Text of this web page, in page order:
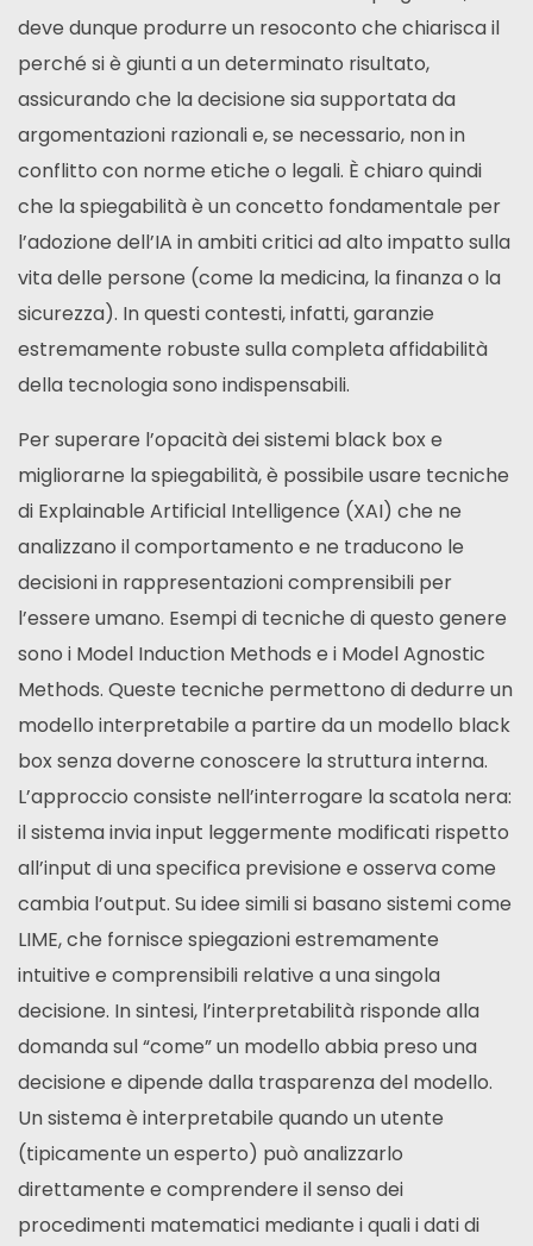
deve dunque produrre un resoconto che chiarisca il
perché si è giunti a un determinato risultato,
assicurando che la decisione sia supportata da
argomentazioni razionali e, se necessario, non in
conflitto con norme etiche o legali. È chiaro quindi
che la spiegabilità è un concetto fondamentale per
l’adozione dell’IA in ambiti critici ad alto impatto sulla
vita delle persone (come la medicina, la finanza o la
sicurezza). In questi contesti, infatti, garanzie
estremamente robuste sulla completa affidabilità
della tecnologia sono indispensabili.
Per superare l’opacità dei sistemi black box e
migliorarne la spiegabilità, è possibile usare tecniche
di Explainable Artificial Intelligence (XAI) che ne
analizzano il comportamento e ne traducono le
decisioni in rappresentazioni comprensibili per
l’essere umano. Esempi di tecniche di questo genere
sono i Model Induction Methods e i Model Agnostic
Methods. Queste tecniche permettono di dedurre un
modello interpretabile a partire da un modello black
box senza doverne conoscere la struttura interna.
L’approccio consiste nell’interrogare la scatola nera:
il sistema invia input leggermente modificati rispetto
all’input di una specifica previsione e osserva come
cambia l’output. Su idee simili si basano sistemi come
LIME, che fornisce spiegazioni estremamente
intuitive e comprensibili relative a una singola
decisione. In sintesi, l’interpretabilità risponde alla
domanda sul “come” un modello abbia preso una
decisione e dipende dalla trasparenza del modello.
Un sistema è interpretabile quando un utente
(tipicamente un esperto) può analizzarlo
direttamente e comprendere il senso dei
procedimenti matematici mediante i quali i dati di